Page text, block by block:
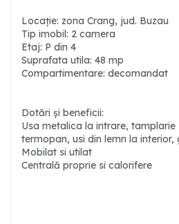
Locație: zona Crang, jud. Buzau
Tip imobil: 2 camera
Etaj: P din 4
Suprafata utila: 48 mp
Compartimentare: decomandat
Dotări și beneficii:
Usa metalica la intrare, tamplarie
termopan, usi din lemn la interior,
Mobilat si utilat
Centrală proprie si calorifere